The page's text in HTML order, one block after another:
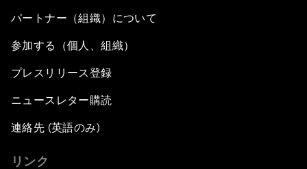
パートナー（組織）について
参加する（個人、組織）
プレスリリース登録
ニュースレター購読
連絡先 (英語のみ)
リンク